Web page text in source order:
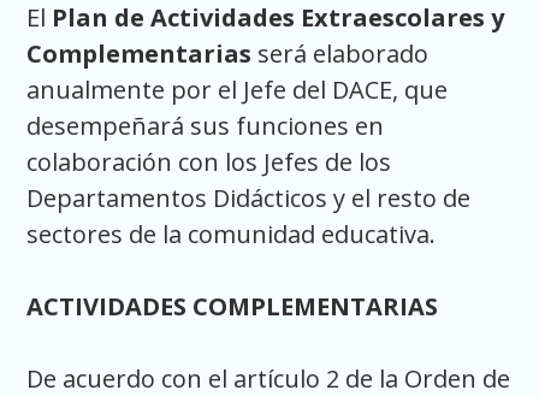
El Plan de Actividades Extraescolares y
Complementarias será elaborado
anualmente por el Jefe del DACE, que
desempeñará sus funciones en
colaboración con los Jefes de los
Departamentos Didácticos y el resto de
sectores de la comunidad educativa.
ACTIVIDADES COMPLEMENTARIAS
De acuerdo con el artículo 2 de la Orden de